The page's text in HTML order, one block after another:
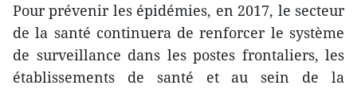
Pour prévenir les épidémies, en 2017, le secteur
de la santé continuera de renforcer le système
de surveillance dans les postes frontaliers, les
établissements de santé et au sein de la